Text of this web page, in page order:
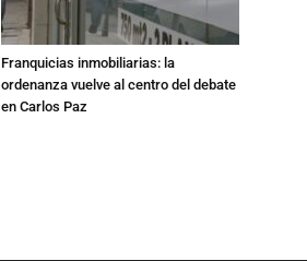
Franquicias inmobiliarias: la
ordenanza vuelve al centro del debate
en Carlos Paz